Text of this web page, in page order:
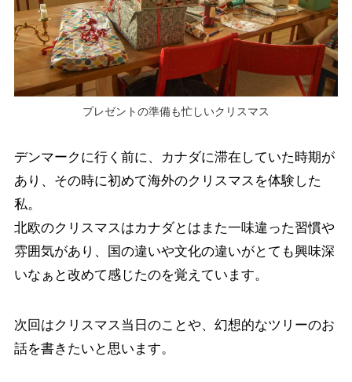
プレゼントの準備も忙しいクリスマス
デンマークに行く前に、カナダに滞在していた時期が
あり、その時に初めて海外のクリスマスを体験した
私。
北欧のクリスマスはカナダとはまた一味違った習慣や
雰囲気があり、国の違いや文化の違いがとても興味深
いなぁと改めて感じたのを覚えています。
次回はクリスマス当日のことや、幻想的なツリーのお
話を書きたいと思います。